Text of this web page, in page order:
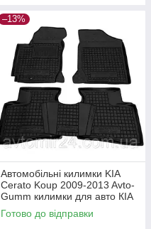
–13%
Автомобільні килимки KIA
Cerato Koup 2009-2013 Avto-
Gumm килимки для авто КІА
Церато Коуп 2009-2013
Автогум
Готово до відправки